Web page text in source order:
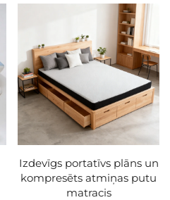
Izdevīgs portatīvs plāns un
kompresēts atmiņas putu
matracis